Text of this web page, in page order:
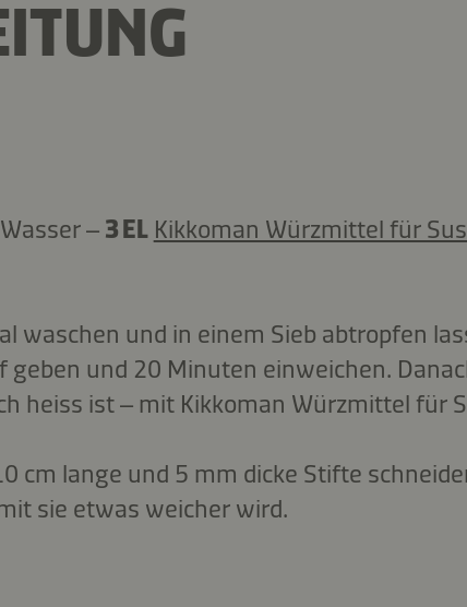
Wasser – 3 EL Kikkoman Würzmittel für
waschen und in einem Sieb abtropfen
geben und 20 Minuten einweichen.
heiss ist – mit Kikkoman Würzmittel für
cm lange und 5 mm dicke Stifte
sie etwas weicher wird.